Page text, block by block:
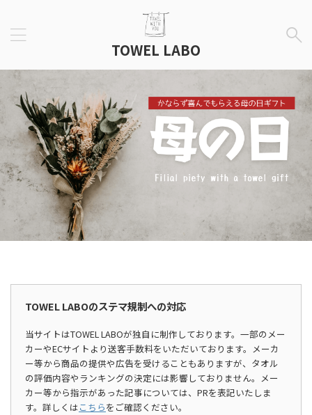
TOWEL LABO
TOWEL LABOのステマ規制への対応
当サイトはTOWEL LABOが独自に制作しております。一部のメー
カーやECサイトより送客手数料をいただいております。メーカ
ー等から商品の提供や広告を受けることもありますが、タオル
の評価内容やランキングの決定には影響しておりません。メー
カー等から指示があった記事については、PRを表記いたしま
す。詳しくはこちらをご確認ください。